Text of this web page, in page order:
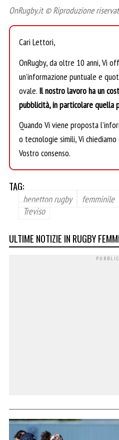
OnRugby.it © Riproduzione
Cari Lettori,
OnRugby, da oltre 10 anni, Vi
un’informazione puntuale e
ovale. Il nostro lavoro ha un
pubblicità, in particolare quella
Quando Vi viene proposta
o tecnologie simili, Vi
Vostro consenso.
TAG:
benetton rugby femminile
Treviso
ULTIME NOTIZIE IN RUGBY